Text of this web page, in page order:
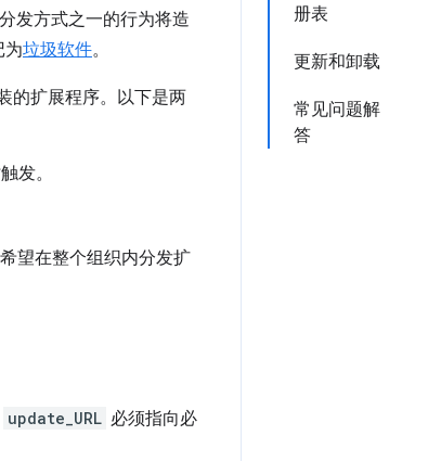
册表
更新和卸载
常见问题解
答
发方式之一的行为将造
为垃圾软件。
的扩展程序。以下是两
发。
望在整个组织内分发扩
update_URL 必须指向必